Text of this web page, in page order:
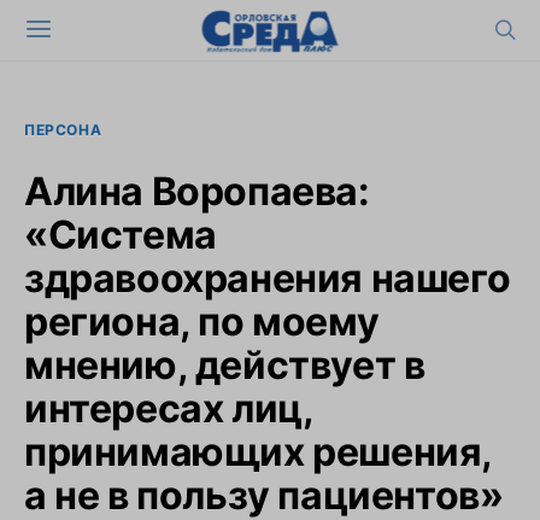
ПЕРСОНА
Алина Воропаева:
«Система
здравоохранения нашего
региона, по моему
мнению, действует в
интересах лиц,
принимающих решения,
а не в пользу пациентов»